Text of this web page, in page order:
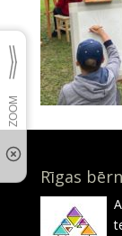
Rīgas